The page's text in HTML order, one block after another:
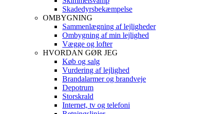
Skadedyrsbekæmpelse
OMBYGNING
Sammenlægning af lejligheder
Ombygning af min lejlighed
Vægge og lofter
HVORDAN GØR JEG
Køb og salg
Vurdering af lejlighed
Brandalarmer og brandveje
Depotrum
Storskrald
Internet, tv og telefoni